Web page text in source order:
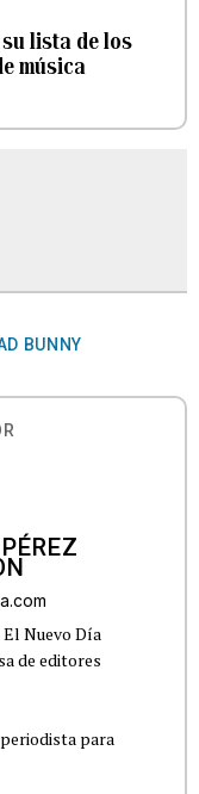
lista de los
música
BUNNY
Nuevo Día
de editores
para